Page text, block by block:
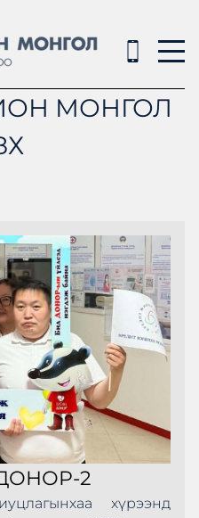
МОНГОЛ
2
хүрээнд